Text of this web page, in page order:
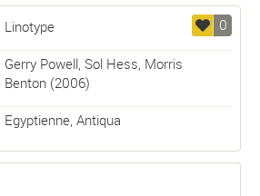
0
Linotype
Gerry Powell, Sol Hess, Morris
Benton(2006)
Egyptienne, Antiqua